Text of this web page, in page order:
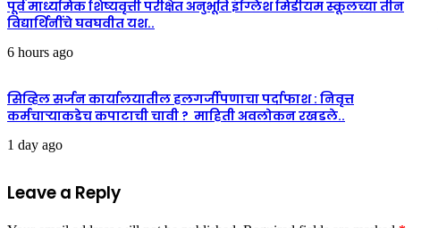
पूर्व माध्यमिक शिष्यवृत्ती परीक्षेत अनुभूति इंग्लिश मिडीयम स्कूलच्या तीन
विद्यार्थिनींचे घवघवीत यश..
6 hours ago
सिव्हिल सर्जन कार्यालयातील हलगर्जीपणाचा पर्दाफाश : निवृत्त
कर्मचाऱ्याकडेच कपाटाची चावी ? माहिती अवलोकन रखडले..
1 day ago
Leave a Reply